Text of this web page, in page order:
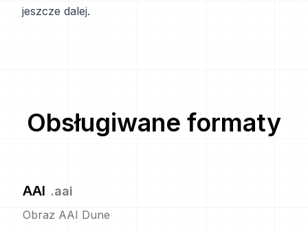
jeszcze dalej.
Obsługiwane formaty
AAI .aai
Obraz AAI Dune